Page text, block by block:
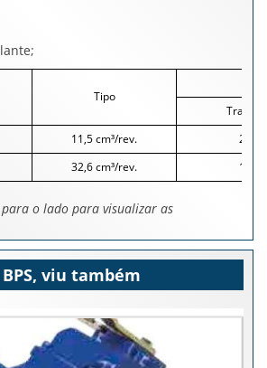
Tipo
11,5 cm³/rev.
280
32,6 cm³/rev. 190
o lado para visualizar as
viu também